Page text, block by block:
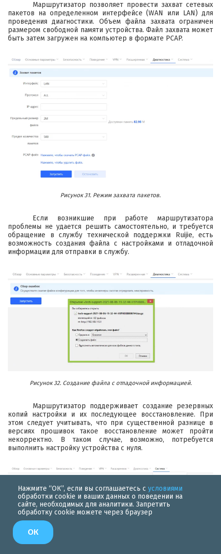
Нажмите “ОК”, если вы соглашаетесь с условиями
обработки cookie и ваших данных о поведении на
сайте, необходимых для аналитики. Запретить
обработку cookie можете через браузер
ОК
Маршрутизатор позволяет провести захват сетевых
пакетов на определенном интерфейсе (WAN или LAN) для
проведения диагностики. Объем файла захвата ограничен
размером свободной памяти устройства. Файл захвата может
быть затем загружен на компьютер в формате PCAP.
Рисунок 31. Режим захвата пакетов.
Если возникшие при работе маршрутизатора
проблемы не удается решить самостоятельно, и требуется
обращение в службу технической поддержки Ruijie, есть
возможность создания файла с настройками и отладочной
информации для отправки в службу.
Рисунок 32. Создание файла с отладочной информацией.
Маршрутизатор поддерживает создание резервных
копий настройки и их последующее восстановление. При
этом следует учитывать, что при существенной разнице в
версиях прошивок такое восстановление может пройти
некорректно. В таком случае, возможно, потребуется
выполнить настройку устройства с нуля.